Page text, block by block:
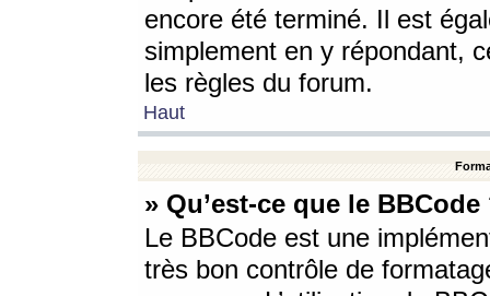
encore été terminé. Il est
simplement en y répondant,
les règles du forum.
Haut
» Qu’est-ce que le BBCode
Le BBCode est une
très bon contrôle de